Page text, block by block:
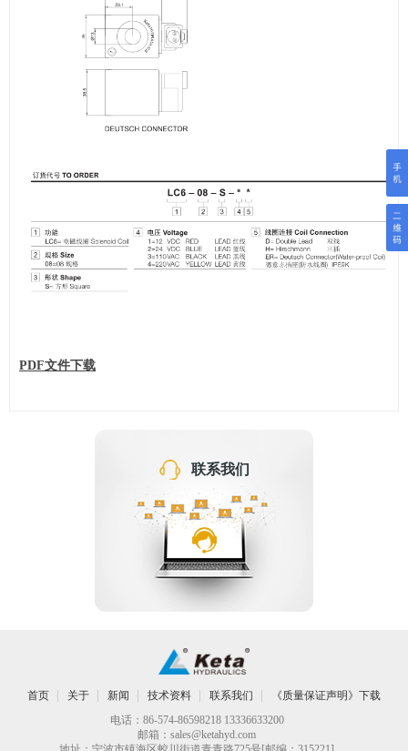
PDF文件下载
联系我们
首页 关于 新闻 技术资料 联系我们
《质量保证声明》下载
电话：86-574-86598218 13336633200
邮箱： sales@ketahyd.com